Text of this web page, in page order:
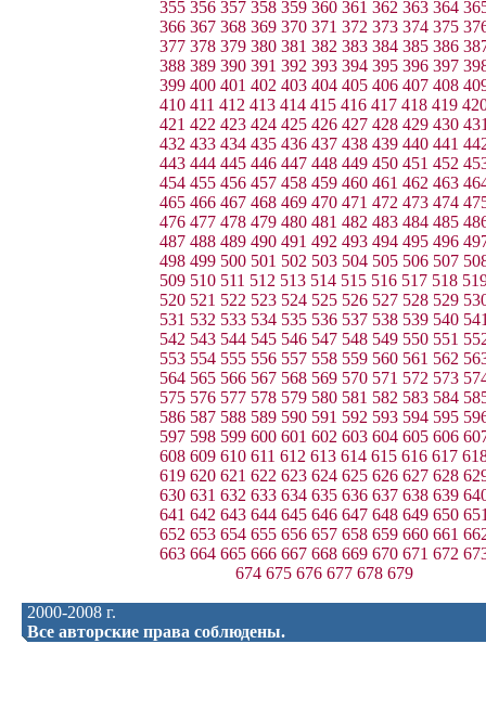
355 356 357 358 359 360 361 362 363 364
366 367 368 369 370 371 372 373 374 375
377 378 379 380 381 382 383 384 385 386
388 389 390 391 392 393 394 395 396 397
399 400 401 402 403 404 405 406 407 408
410 411 412 413 414 415 416 417 418 419
421 422 423 424 425 426 427 428 429 430
432 433 434 435 436 437 438 439 440 441
443 444 445 446 447 448 449 450 451 452
454 455 456 457 458 459 460 461 462 463
465 466 467 468 469 470 471 472 473 474
476 477 478 479 480 481 482 483 484 485
487 488 489 490 491 492 493 494 495 496
498 499 500 501 502 503 504 505 506 507
509 510 511 512 513 514 515 516 517 518
520 521 522 523 524 525 526 527 528 529
531 532 533 534 535 536 537 538 539 540
542 543 544 545 546 547 548 549 550 551
553 554 555 556 557 558 559 560 561 562
564 565 566 567 568 569 570 571 572 573
575 576 577 578 579 580 581 582 583 584
586 587 588 589 590 591 592 593 594 595
597 598 599 600 601 602 603 604 605 606
608 609 610 611 612 613 614 615 616 617
619 620 621 622 623 624 625 626 627 628
630 631 632 633 634 635 636 637 638 639
641 642 643 644 645 646 647 648 649 650
652 653 654 655 656 657 658 659 660 661
663 664 665 666 667 668 669 670 671 672
674 675 676 677 678 679
2000-2008 г.
Все авторские права соблюдены.